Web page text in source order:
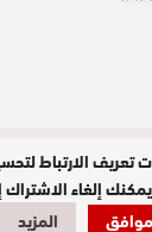
الحقوق
تعريف الارتباط
إلغاء
موافق
المزيد